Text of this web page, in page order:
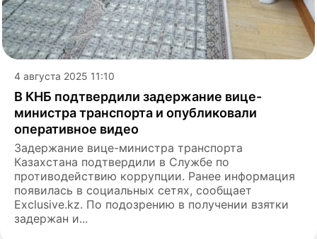
4 августа 2025 11:10
В КНБ подтвердили задержание вице-
министра транспорта и опубликовали
оперативное видео
Задержание вице-министра транспорта
Казахстана подтвердили в Службе по
противодействию коррупции. Ранее информация
появилась в социальных сетях, сообщает
Exclusive.kz. По подозрению в получении взятки
задержан и...